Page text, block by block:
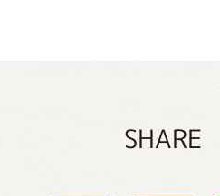
SHARE